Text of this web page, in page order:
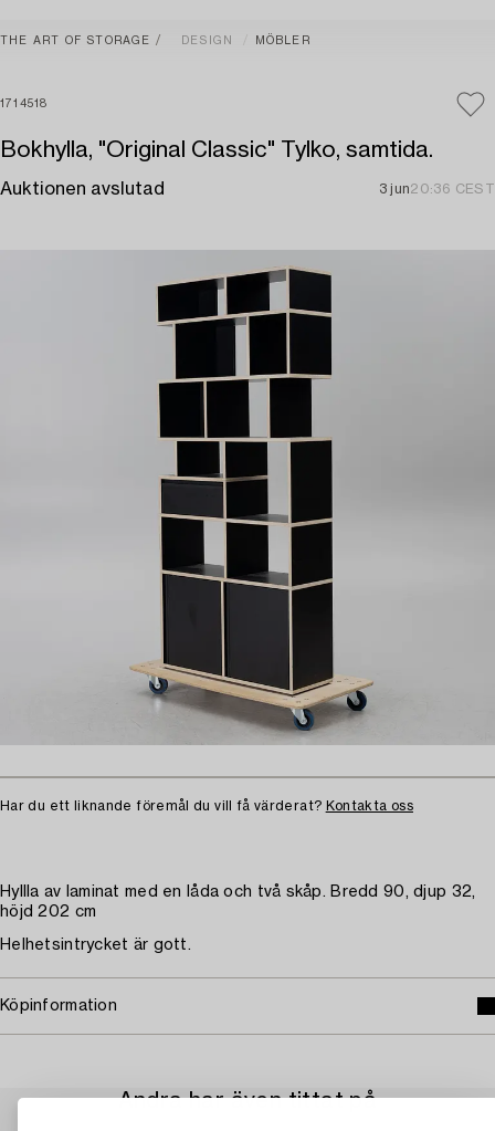
THE ART OF STORAGE DESIGN MÖBLER
1714518
Bokhylla, "Original Classic" Tylko, samtida.
Auktionen avslutad 3 jun20:36 CEST
Har du ett liknande föremål du vill få värderat? Kontakta oss
Hyllla av laminat med en låda och två skåp. Bredd 90, djup 32,
höjd 202 cm
Helhetsintrycket är gott.
Köpinformation
Andra har även tittat på